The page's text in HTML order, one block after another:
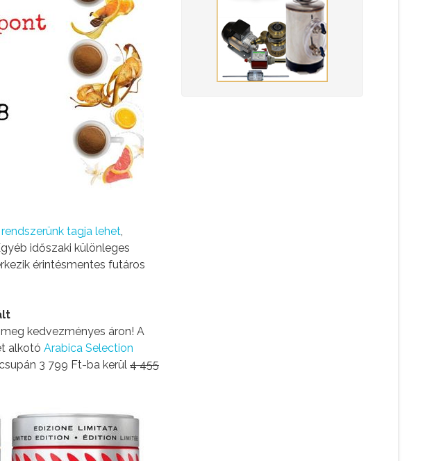
tagja lehet
időszaki különleges
érintésmentes futáros
kedvezményes áron! A
alkotó Arabica Selection
3 799 Ft-ba kerül 4 455